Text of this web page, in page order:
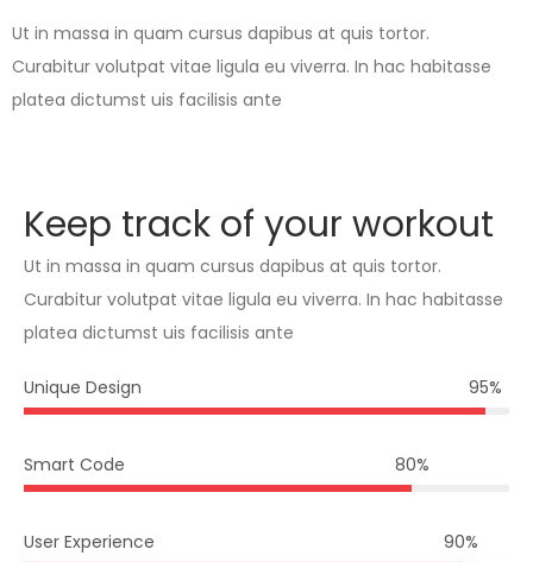
Ut in massa in quam cursus dapibus at quis tortor.
Curabitur volutpat vitae ligula eu viverra. In hac habitasse
platea dictumst uis facilisis ante
Keep track of your workout
Ut in massa in quam cursus dapibus at quis tortor.
Curabitur volutpat vitae ligula eu viverra. In hac habitasse
platea dictumst uis facilisis ante
95%
Unique Design
80%
Smart Code
90%
User Experience